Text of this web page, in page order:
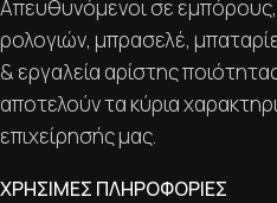
Απευθυνόμενοι σε
ρολογιών, μπρασελέ,
& εργαλεία αρίστης
αποτελούν τα κύρια
επιχείρησής μας.
ΧΡΗΣΙΜΕΣ ΠΛΗΡΟΦΟΡΙΕΣ